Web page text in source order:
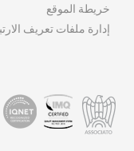
خريطة الموقع
إدارة ملفات تعريف